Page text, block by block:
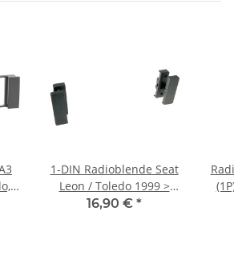
1-DIN Radioblende Seat
Leon / Toledo 1999 >
schwarz
16,90 € *